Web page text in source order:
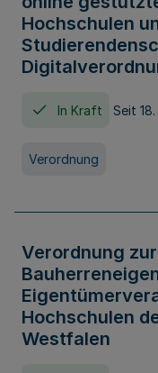
Hochschulen
In Kraft Seit
Verordnung
Verordnung
Hochschulen
Westfalen